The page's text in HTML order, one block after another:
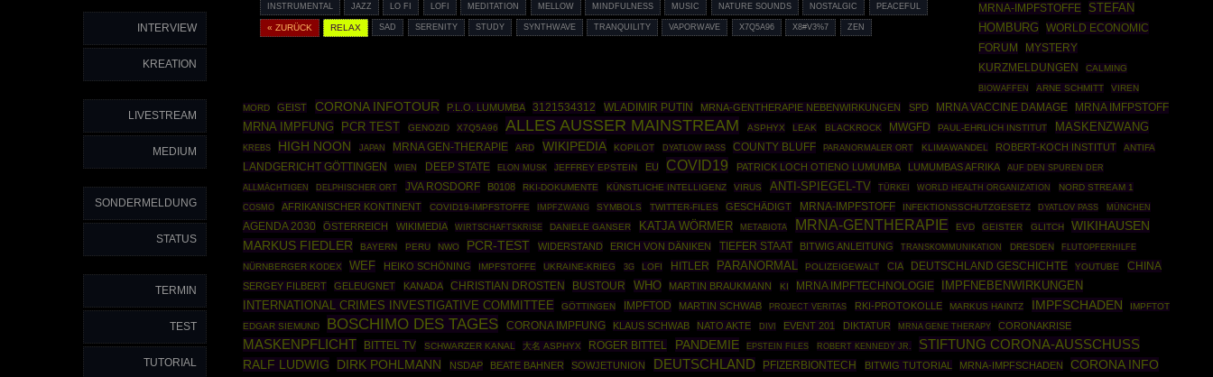
INTERVIEW
KREATION
LIVESTREAM
MEDIUM
SONDERMELDUNG
STATUS
TERMIN
TEST
TUTORIAL
INSTRUMENTAL JAZZ LO FI LOFI MEDITATION MELLOW MINDFULNESS MUSIC NATURE SOUNDS NOSTALGIC PEACEFUL
« ZURÜCK RELAX SAD SERENITY STUDY SYNTHWAVE TRANQUILITY VAPORWAVE X7Q5A96 X8#V3%7 ZEN
MRNA-IMPFSTOFFE
STEFAN
HOMBURG
WORLD ECONOMIC
FORUM
MYSTERY
KURZMELDUNGEN
CALMING
BIOWAFFEN
ARNE SCHMITT
VIREN
MORD
GEIST CORONA INFOTOUR P.L.O. LUMUMBA 3121534312 WLADIMIR PUTIN MRNA-GENTHERAPIE NEBENWIRKUNGEN SPD MRNA VACCINE DAMAGE MRNA IMFPSTOFF
MRNA IMPFUNG PCR TEST GENOZID X7Q5A96 ALLES AUSSER MAINSTREAM ASPHYX LEAK BLACKROCK MWGFD PAUL-EHRLICH INSTITUT MASKENZWANG
KREBS HIGH NOON JAPAN MRNA GEN-THERAPIE ARD WIKIPEDIA KOPILOT DYATLOW PASS COUNTY BLUFF PARANORMALER ORT KLIMAWANDEL ROBERT-KOCH INSTITUT ANTIFA
LANDGERICHT GÖTTINGEN WIEN DEEP STATE ELON MUSK JEFFREY EPSTEIN EU COVID19 PATRICK LOCH OTIENO LUMUMBA LUMUMBAS AFRIKA AUF DEN SPUREN DER
ALLMÄCHTIGEN DELPHISCHER ORT JVA ROSDORF B0108 RKI-DOKUMENTE KÜNSTLICHE INTELLIGENZ VIRUS ANTI-SPIEGEL-TV TÜRKEI WORLD HEALTH ORGANIZATION
NORD STREAM 1
COSMO
AFRIKANISCHER KONTINENT COVID19-IMPFSTOFFE IMPFZWANG SYMBOLS TWITTER-FILES GESCHÄDIGT MRNA-IMPFSTOFF INFEKTIONSSCHUTZGESETZ DYATLOV PASS MÜNCHEN
AGENDA 2030 ÖSTERREICH WIKIMEDIA WIRTSCHAFTSKRISE DANIELE GANSER KATJA WÖRMER METABIOTA MRNA-GENTHERAPIE EVD GEISTER GLITCH
WIKIHAUSEN
MARKUS FIEDLER
BAYERN PERU NWO PCR-TEST WIDERSTAND ERICH VON DÄNIKEN TIEFER STAAT BITWIG ANLEITUNG TRANSKOMMUNIKATION DRESDEN FLUTOPFERHILFE
NÜRNBERGER KODEX WEF HEIKO SCHÖNING IMPFSTOFFE UKRAINE-KRIEG 3G LOFI HITLER PARANORMAL POLIZEIGEWALT CIA DEUTSCHLAND GESCHICHTE YOUTUBE CHINA
SERGEY FILBERT GELEUGNET KANADA CHRISTIAN DROSTEN BUSTOUR WHO MARTIN BRAUKMANN KI MRNA IMPFTECHNOLOGIE
IMPFNEBENWIRKUNGEN
INTERNATIONAL CRIMES INVESTIGATIVE COMMITTEE
GÖTTINGEN IMPFTOD MARTIN SCHWAB PROJECT VERITAS RKI-PROTOKOLLE MARKUS HAINTZ IMPFSCHADEN
IMPFTOT
EDGAR SIEMUND
BOSCHIMO DES TAGES CORONA IMPFUNG KLAUS SCHWAB NATO AKTE DIVI EVENT 201 DIKTATUR MRNA GENE THERAPY CORONAKRISE
MASKENPFLICHT BITTEL TV SCHWARZER KANAL 大名 ASPHYX ROGER BITTEL PANDEMIE EPSTEIN FILES ROBERT KENNEDY JR. STIFTUNG CORONA-AUSSCHUSS
RALF LUDWIG DIRK POHLMANN NSDAP BEATE BAHNER SOWJETUNION DEUTSCHLAND PFIZERBIONTECH BITWIG TUTORIAL MRNA-IMPFSCHADEN
CORONA INFO